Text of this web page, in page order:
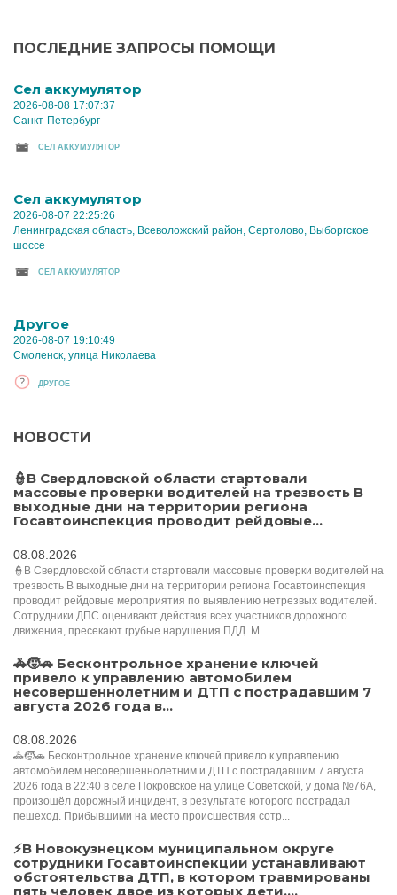
ПОСЛЕДНИЕ ЗАПРОСЫ ПОМОЩИ
Cел аккумулятор
2026-08-08 17:07:37
Санкт-Петербург
CЕЛ АККУМУЛЯТОР
Cел аккумулятор
2026-08-07 22:25:26
Ленинградская область, Всеволожский район, Сертолово, Выборгское
шоссе
CЕЛ АККУМУЛЯТОР
Другое
2026-08-07 19:10:49
Смоленск, улица Николаева
ДРУГОЕ
НОВОСТИ
👮В Свердловской области стартовали
массовые проверки водителей на трезвость В
выходные дни на территории региона
Госавтоинспекция проводит рейдовые...
08.08.2026
👮В Свердловской области стартовали массовые проверки водителей на
трезвость В выходные дни на территории региона Госавтоинспекция
проводит рейдовые мероприятия по выявлению нетрезвых водителей.
Сотрудники ДПС оценивают действия всех участников дорожного
движения, пресекают грубые нарушения ПДД. М...
🚓🧒🚗 Бесконтрольное хранение ключей
привело к управлению автомобилем
несовершеннолетним и ДТП с пострадавшим 7
августа 2026 года в...
08.08.2026
🚓🧒🚗 Бесконтрольное хранение ключей привело к управлению
автомобилем несовершеннолетним и ДТП с пострадавшим 7 августа
2026 года в 22:40 в селе Покровское на улице Советской, у дома №76А,
произошёл дорожный инцидент, в результате которого пострадал
пешеход. Прибывшими на место происшествия сотр...
⚡️В Новокузнецком муниципальном округе
сотрудники Госавтоинспекции устанавливают
обстоятельства ДТП, в котором травмированы
пять человек двое из которых дети....